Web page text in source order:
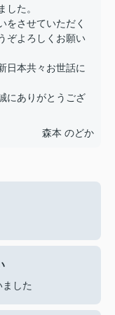
した。
をさせていただく
ぞよろしくお願い
日本共々お世話に
にありがとうござ
森本 のどか
した